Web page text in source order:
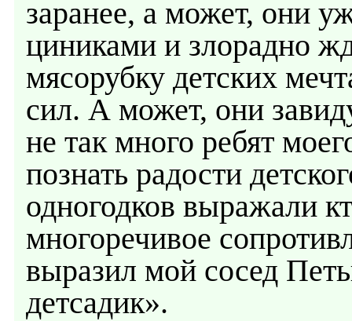
заранее, а может, они
циниками и злорадно
мясорубку детских
сил. А может, они
не так много ребят
познать радости
одногодков выражали
многоречивое
выразил мой сосед
детсадик».